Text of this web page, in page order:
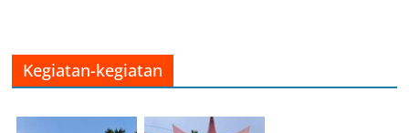
Kegiatan-kegiatan